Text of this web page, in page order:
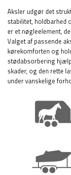
Aksler udgør det
stabilitet, holdbarhed
er et nøgleelement,
Valget af passende
kørekomforten og
stødabsorbering
skader, og den rette
under vanskelige